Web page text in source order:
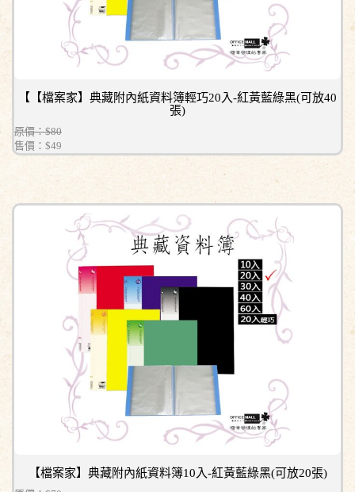
【【檔案家】典藏附內紙資料簿輕巧20入-紅黃藍綠黑(可放40
張)
原價：$80
售價： $49
【檔案家】典藏附內紙資料簿10入-紅黃藍綠黑(可放20張)